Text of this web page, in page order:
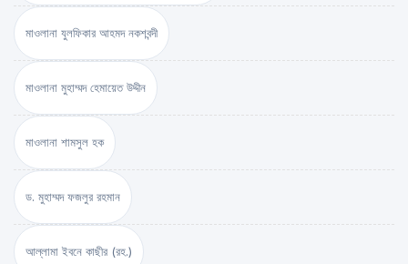
মাওলানা যুলফিকার আহমদ নকশবন্দী
মাওলানা মুহাম্মদ হেমায়েত উদ্দীন
মাওলানা শামসুল হক
ড. মুহাম্মদ ফজলুর রহমান
আল্লামা ইবনে কাছীর (রহ.)